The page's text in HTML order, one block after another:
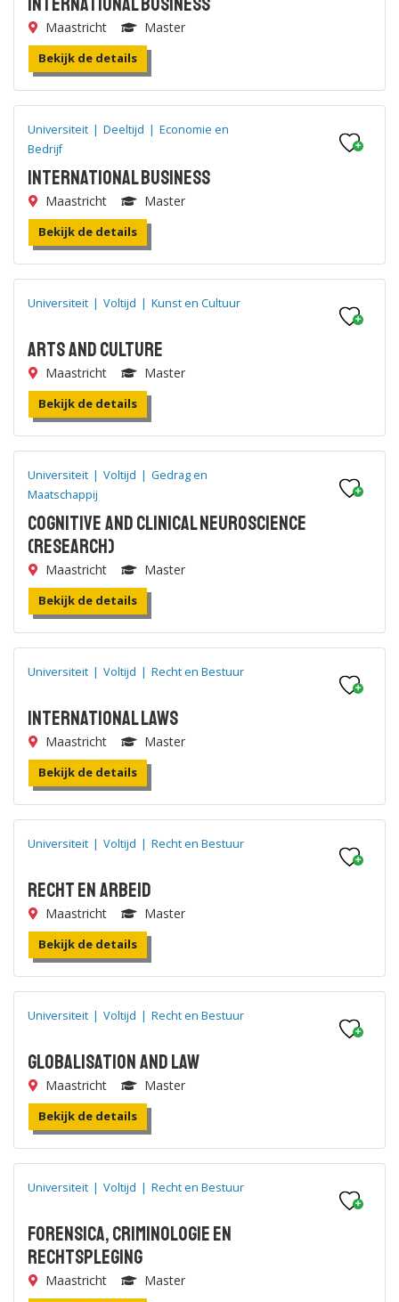
Maastricht Master
Bekijk de details
Universiteit | Deeltijd | Economie en
Bedrijf
International Business
Maastricht Master
Bekijk de details
Universiteit | Voltijd | Kunst en Cultuur
Arts and Culture
Maastricht Master
Bekijk de details
Universiteit | Voltijd | Gedrag en
Maatschappij
Cognitive and Clinical Neuroscience
(research)
Maastricht Master
Bekijk de details
Universiteit | Voltijd | Recht en Bestuur
International Laws
Maastricht Master
Bekijk de details
Universiteit | Voltijd | Recht en Bestuur
Recht en Arbeid
Maastricht Master
Bekijk de details
Universiteit | Voltijd | Recht en Bestuur
Globalisation and Law
Maastricht Master
Bekijk de details
Universiteit | Voltijd | Recht en Bestuur
Forensica, Criminologie en
Rechtspleging
Maastricht Master